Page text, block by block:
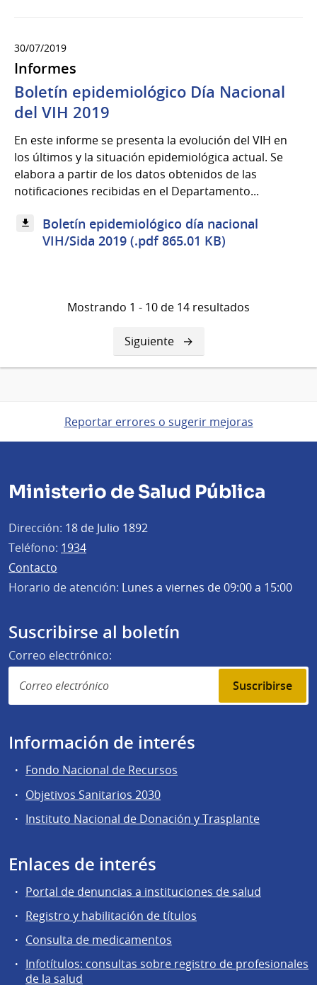
30/07/2019
Informes
Boletín epidemiológico Día Nacional
del VIH 2019
En este informe se presenta la evolución del VIH en
los últimos y la situación epidemiológica actual. Se
elabora a partir de los datos obtenidos de las
notificaciones recibidas en el Departamento...
Boletín epidemiológico día nacional
VIH/Sida 2019 (.pdf 865.01 KB)
Mostrando 1 - 10 de 14 resultados
Siguiente
página
Siguiente
Reportar errores o sugerir mejoras
Ministerio de Salud Pública
Dirección: 18 de Julio 1892
Teléfono: 1934
Contacto
Horario de atención: Lunes a viernes de 09:00 a 15:00
Suscribirse al boletín
Correo electrónico:
Suscribirse
Información de interés
Fondo Nacional de Recursos
Objetivos Sanitarios 2030
Instituto Nacional de Donación y Trasplante
Enlaces de interés
Portal de denuncias a instituciones de salud
Registro y habilitación de títulos
Consulta de medicamentos
Infotítulos: consultas sobre registro de profesionales
de la salud